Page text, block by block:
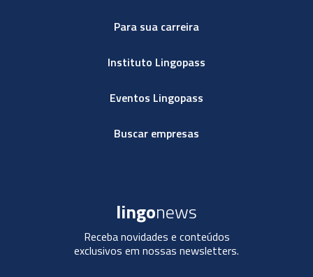
Para sua carreira
Instituto Lingopass
Eventos Lingopass
Buscar empresas
lingonews
Receba novidades e conteúdos
exclusivos em nossas newsletters.